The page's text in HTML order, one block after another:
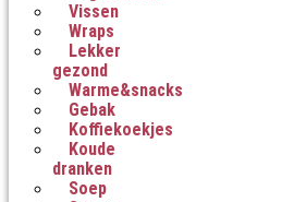
Vissen
Wraps
Lekker
gezond
Warme&snacks
Gebak
Koffiekoekjes
Koude
dranken
Soep